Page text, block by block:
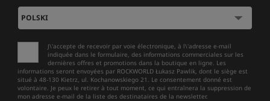
J\'accepte de recevoir par voie électronique, à l\'adresse e-mail
indiquée dans le formulaire, des informations commerciales sur les
dernières offres et promotions dans la boutique en ligne. Les
informations seront envoyées par ROCKWORLD Łukasz Pawlik, dont le siège est
situé à 48-130 Kietrz, ul. Kochanowskiego 21. Le consentement donné est
volontaire. Je peux le retirer à tout moment, ce qui entraînera la suppression de
mon adresse e-mail de la liste des destinataires de la newsletter.